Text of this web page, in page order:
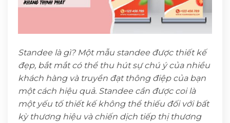
Standee là gì? Một mẫu standee được thiết kế
đẹp, bắt mắt có thể thu hút sự chú ý của nhiều
khách hàng và truyền đạt thông điệp của bạn
một cách hiệu quả. Standee cần được coi là
một yếu tố thiết kế không thể thiếu đối với bất
kỳ thương hiệu và chiến dịch tiếp thị thương